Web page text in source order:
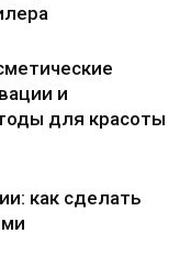
и
для красоты
как сделать